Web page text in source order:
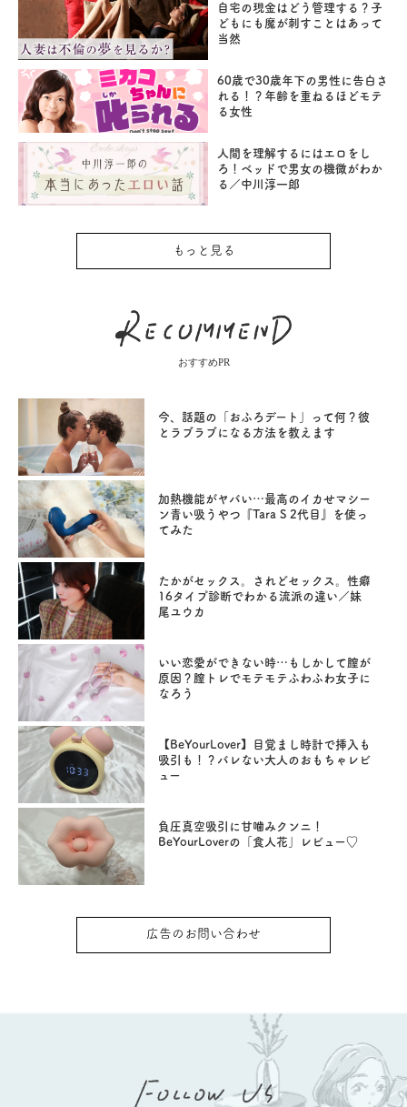
自宅の現金はどう管理する？子
どもにも魔が刺すことはあって
当然
60歳で30歳年下の男性に告白さ
れる！？年齢を重ねるほどモテ
る女性
人間を理解するにはエロをし
ろ！ベッドで男女の機微がわか
る／中川淳一郎
もっと見る
おすすめPR
今、話題の「おふろデート」って何？彼
とラブラブになる方法を教えます
加熱機能がヤバい…最高のイカせマシー
ン青い吸うやつ『Tara S 2代目』を使っ
てみた
たかがセックス。されどセックス。性癖
16タイプ診断でわかる流派の違い／妹
尾ユウカ
いい恋愛ができない時…もしかして膣が
原因？膣トレでモテモテふわふわ女子に
なろう
【BeYourLover】目覚まし時計で挿入も
吸引も！？バレない大人のおもちゃレビ
ュー
負圧真空吸引に甘噛みクンニ！
BeYourLoverの「食人花」レビュー♡
広告のお問い合わせ